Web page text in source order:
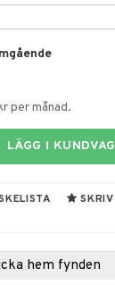
per månad.
LÄGG I
hem fynden